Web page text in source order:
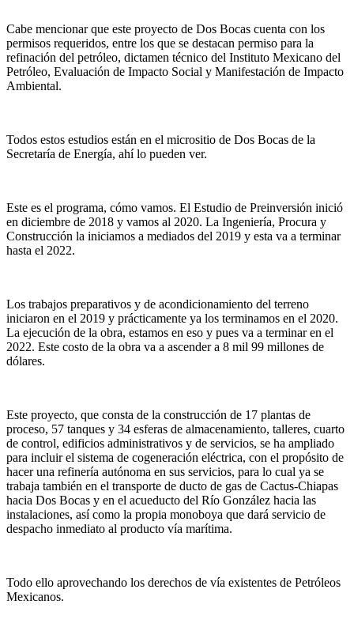
Cabe mencionar que este proyecto de Dos Bocas cuenta con los
permisos requeridos, entre los que se destacan permiso para la
refinación del petróleo, dictamen técnico del Instituto Mexicano del
Petróleo, Evaluación de Impacto Social y Manifestación de Impacto
Ambiental.
Todos estos estudios están en el micrositio de Dos Bocas de la
Secretaría de Energía, ahí lo pueden ver.
Este es el programa, cómo vamos. El Estudio de Preinversión inició
en diciembre de 2018 y vamos al 2020. La Ingeniería, Procura y
Construcción la iniciamos a mediados del 2019 y esta va a terminar
hasta el 2022.
Los trabajos preparativos y de acondicionamiento del terreno
iniciaron en el 2019 y prácticamente ya los terminamos en el 2020.
La ejecución de la obra, estamos en eso y pues va a terminar en el
2022. Este costo de la obra va a ascender a 8 mil 99 millones de
dólares.
Este proyecto, que consta de la construcción de 17 plantas de
proceso, 57 tanques y 34 esferas de almacenamiento, talleres, cuarto
de control, edificios administrativos y de servicios, se ha ampliado
para incluir el sistema de cogeneración eléctrica, con el propósito de
hacer una refinería autónoma en sus servicios, para lo cual ya se
trabaja también en el transporte de ducto de gas de Cactus-Chiapas
hacia Dos Bocas y en el acueducto del Río González hacia las
instalaciones, así como la propia monoboya que dará servicio de
despacho inmediato al producto vía marítima.
Todo ello aprovechando los derechos de vía existentes de Petróleos
Mexicanos.